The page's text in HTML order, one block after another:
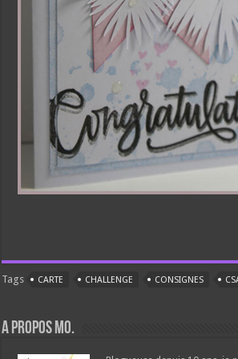
Tags CARTE CHALLENGE CONSIGNES
A propos Mo.